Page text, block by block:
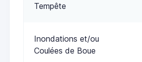
Tempête
Inondations et/ou
Coulées de Boue